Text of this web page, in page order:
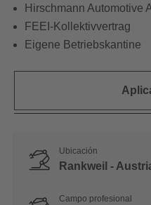
Hirschmann Automotive
FEEI-Kollektivvertrag
Eigene Betriebskantine
Ubicación
Rankweil -
Campo profesional